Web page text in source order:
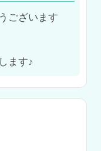
ございます
ます♪